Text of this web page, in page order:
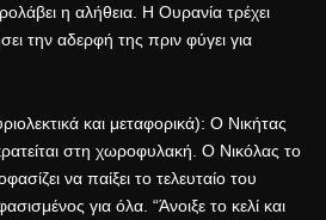
η αλήθεια. Η Ουρανία τρέχει
την αδερφή της πριν φύγει για
και μεταφορικά): Ο Νικήτας
στη χωροφυλακή. Ο Νικόλας το
να παίξει το τελευταίο του
για όλα. “Άνοιξε το κελί και